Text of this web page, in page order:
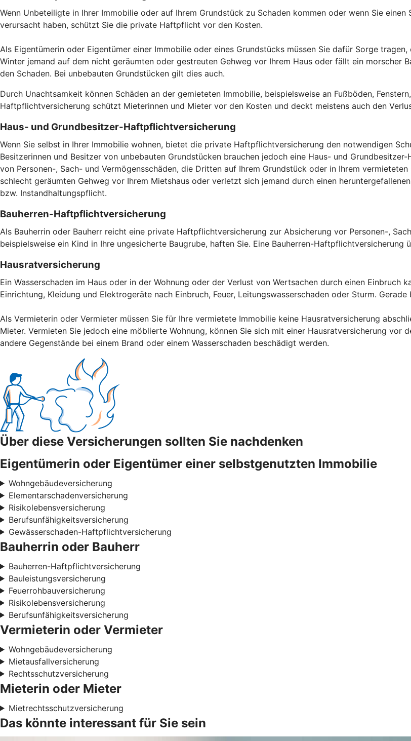
Wenn Unbeteiligte in Ihrer Immobilie oder auf Ihrem Grundstück zu Schaden kommen oder wenn Sie
verursacht haben, schützt Sie die private Haftpflicht vor den Kosten.
Als Eigentümerin oder Eigentümer einer Immobilie oder eines Grundstücks müssen Sie dafür Sorge
Winter jemand auf dem nicht geräumten oder gestreuten Gehweg vor Ihrem Haus oder fällt ein morscher
den Schaden. Bei unbebauten Grundstücken gilt dies auch.
Durch Unachtsamkeit können Schäden an der gemieteten Immobilie, beispielsweise an Fußböden,
Haftpflichtversicherung schützt Mieterinnen und Mieter vor den Kosten und deckt meistens auch den
Haus- und Grundbesitzer-Haftpflichtversicherung
Wenn Sie selbst in Ihrer Immobilie wohnen, bietet die private Haftpflichtversicherung den notwendigen
Besitzerinnen und Besitzer von unbebauten Grundstücken brauchen jedoch eine Haus- und
von Personen-, Sach- und Vermögensschäden, die Dritten auf Ihrem Grundstück oder in Ihrem
schlecht geräumten Gehweg vor Ihrem Mietshaus oder verletzt sich jemand durch einen
bzw. Instandhaltungspflicht.
Bauherren-Haftpflichtversicherung
Als Bauherrin oder Bauherr reicht eine private Haftpflichtversicherung zur Absicherung vor Personen-,
beispielsweise ein Kind in Ihre ungesicherte Baugrube, haften Sie. Eine Bauherren-Haftpflichtversicherung
Hausratversicherung
Ein Wasserschaden im Haus oder in der Wohnung oder der Verlust von Wertsachen durch einen Einbruch
Einrichtung, Kleidung und Elektrogeräte nach Einbruch, Feuer, Leitungswasserschaden oder Sturm.
Als Vermieterin oder Vermieter müssen Sie für Ihre vermietete Immobilie keine Hausratversicherung
Mieter. Vermieten Sie jedoch eine möblierte Wohnung, können Sie sich mit einer Hausratversicherung vor
andere Gegenstände bei einem Brand oder einem Wasserschaden beschädigt werden.
Über diese Versicherungen sollten Sie nachdenken
Eigentümerin oder Eigentümer einer selbstgenutzten Immobilie
Wohngebäudeversicherung
Elementarschadenversicherung
Risikolebensversicherung
Berufsunfähigkeitsversicherung
Gewässerschaden-Haftpflichtversicherung
Bauherrin oder Bauherr
Bauherren-Haftpflichtversicherung
Bauleistungsversicherung
Feuerrohbauversicherung
Risikolebensversicherung
Berufsunfähigkeitsversicherung
Vermieterin oder Vermieter
Wohngebäudeversicherung
Mietausfallversicherung
Rechtsschutzversicherung
Mieterin oder Mieter
Mietrechtsschutzversicherung
Das könnte interessant für Sie sein